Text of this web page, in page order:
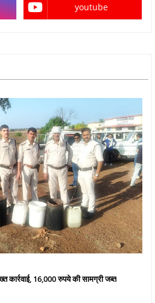
youtube
कार्रवाई, 16,000 रुपये की सामग्री जब्त